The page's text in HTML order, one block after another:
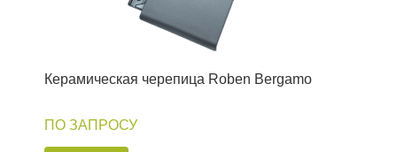
Керамическая черепица Roben Bergamo
ПО ЗАПРОСУ